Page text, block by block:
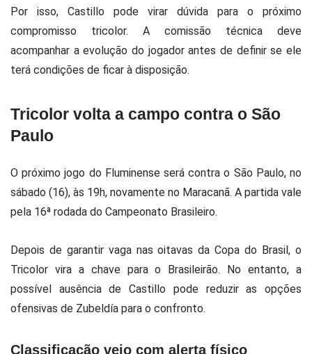
Por isso, Castillo pode virar dúvida para o próximo
compromisso tricolor. A comissão técnica deve
acompanhar a evolução do jogador antes de definir se ele
terá condições de ficar à disposição.
Tricolor volta a campo contra o São
Paulo
O próximo jogo do Fluminense será contra o São Paulo, no
sábado (16), às 19h, novamente no Maracanã. A partida vale
pela 16ª rodada do Campeonato Brasileiro.
Depois de garantir vaga nas oitavas da Copa do Brasil, o
Tricolor vira a chave para o Brasileirão. No entanto, a
possível ausência de Castillo pode reduzir as opções
ofensivas de Zubeldía para o confronto.
Classificação veio com alerta físico